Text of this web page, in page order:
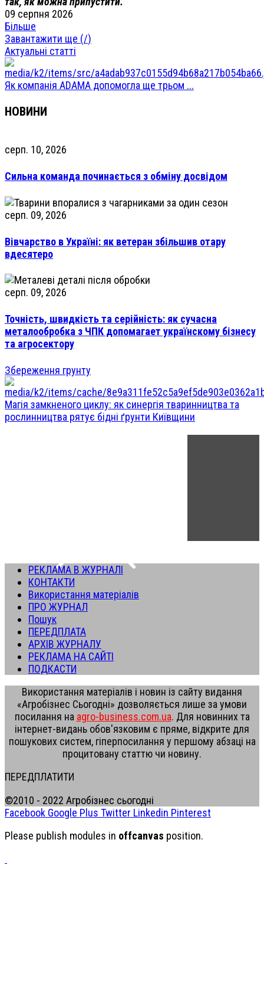
09 серпня 2026
Більше
Завантажити ще (/)
Актуальні статті
Як компанія ADAMA допомогла ще трьом ...
НОВИНИ
серп. 10, 2026
Сильна команда починається з обміну досвідом
серп. 09, 2026
Вівчарство в Україні: як ветеран збільшив отару
вдесятеро
серп. 09, 2026
Точність, швидкість та серійність: як сучасна
металообробка з ЧПК допомагает українскому бізнесу
та агросектору
Збереження грунту
Магія замкненого циклу: як синергія тваринництва та
рослинництва рятує бідні ґрунти Київщини
РЕКЛАМА В ЖУРНАЛІ
КОНТАКТИ
Використання матеріалів
ПРО ЖУРНАЛ
Пошук
ПЕРЕДПЛАТА
АРХІВ ЖУРНАЛУ
РЕКЛАМА НА САЙТІ
ПОДКАСТИ
Використання матеріалів і новин із сайту видання
«Агробізнес Сьогодні» дозволяється лише за умови
посилання на agro-business.com.ua. Для новинних та
інтернет-видань обов'язковим є пряме, відкрите для
пошукових систем, гіперпосилання у першому абзаці на
процитовану статтю чи новину.
ПЕРЕДПЛАТИТИ
©2010 - 2022 Агробізнес сьогодні
Facebook Google Plus Twitter Linkedin Pinterest
Please publish modules in offcanvas position.